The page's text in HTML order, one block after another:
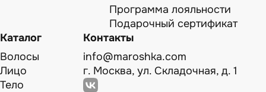
Программа лояльности
Подарочный сертификат
Каталог
Волосы
Лицо
Тело
Контакты
info@maroshka.com
г. Москва, ул. Складочная, д. 1